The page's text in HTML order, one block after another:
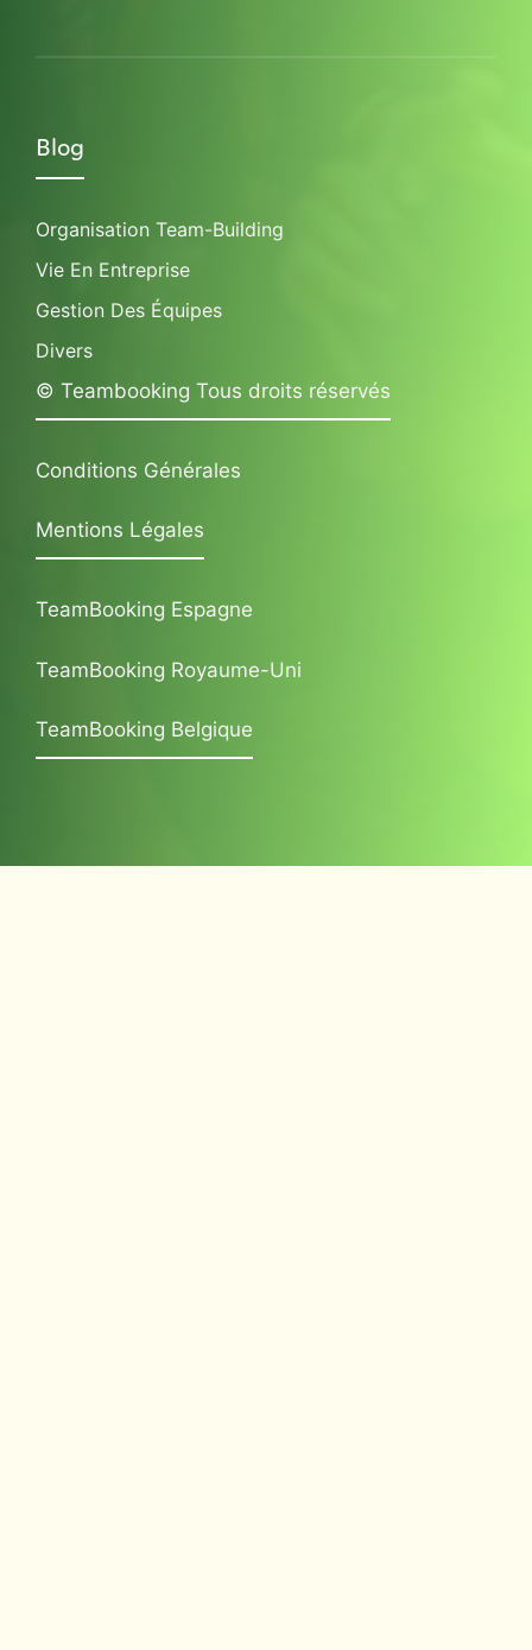
Blog
Organisation Team-Building
Vie En Entreprise
Gestion Des Équipes
Divers
© Teambooking Tous droits réservés
Conditions Générales
Mentions Légales
TeamBooking Espagne
TeamBooking Royaume-Uni
TeamBooking Belgique